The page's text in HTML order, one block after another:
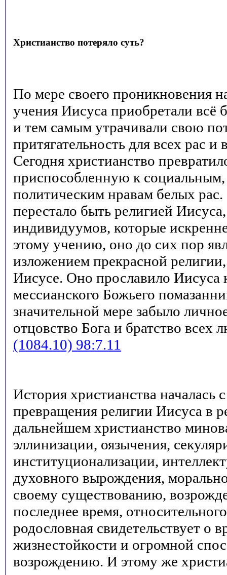
Христианство потеряло суть?
По мере своего проникновения
учения Иисуса приобретали всё
и тем самым утрачивали свою
притягательность для всех рас
Сегодня христианство
приспособленную к
политическим нравам белых
перестало быть религией
индивидуумов, которые
этому учению, оно до сих пор
изложением прекрасной
Иисусе. Оно прославило Иисуса
мессианского Божьего
значительной мере забыло
отцовство Бога и братство всех
(1084.10) 98:7.11
История христианства началась
превращения религии Иисуса в
дальнейшем христианство
эллинизации, оязычения,
институционализации,
духовного вырождения,
своему существованию,
последнее время,
родословная свидетельствует о
жизнестойкости и огромной
возрождению. И этому же